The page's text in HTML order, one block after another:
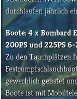
durchlaufen jährlich
Boote: 4 x Bombard
200PS und 225PS
Zu den Tauchplätzen
gewerblich gelistet
Boote ist mit